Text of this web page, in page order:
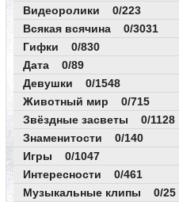
Видеоролики 0/223
Всякая всячина 0/3031
Гифки 0/830
Дата 0/89
Девушки 0/1548
Животный мир 0/715
Звёздные засветы 0/1128
Знаменитости 0/140
Игры 0/1047
Интересности 0/461
Музыкальные клипы 0/25